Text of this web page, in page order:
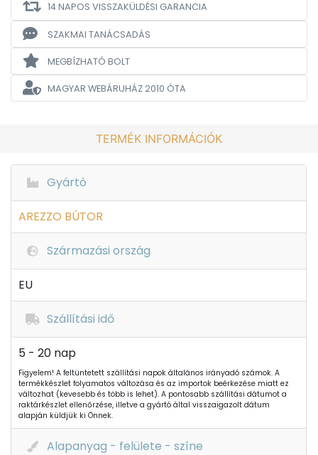
14 NAPOS VISSZAKÜLDÉSI GARANCIA
SZAKMAI TANÁCSADÁS
MEGBÍZHATÓ BOLT
MAGYAR WEBÁRUHÁZ2010 ÓTA
TERMÉK INFORMÁCIÓK
Gyártó
AREZZO BÚTOR
Származási ország
EU
Szállítási idő
5 - 20 nap
Figyelem! A feltüntetett szállítási napok általános irányadó számok. A
termékkészlet folyamatos változása és az importok beérkezése miatt ez
változhat (kevesebb és több is lehet). A pontosabb szállítási dátumot a
raktárkészlet ellenőrzése, illetve a gyártó által visszaigazolt dátum
alapján küldjük ki Önnek.
Alapanyag - felülete - színe